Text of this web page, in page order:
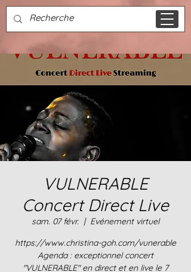
VULNERABLE
Concert Direct Live
sam. 07 févr.
  |
Evénement virtuel
https://www.christina-goh.com/vunerable
Agenda : exceptionnel concert
"VULNERABLE" en direct et en live le 7